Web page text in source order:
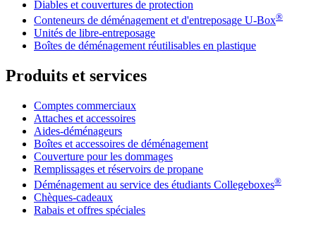
Diables et couvertures de protection
Conteneurs de déménagement et d'entreposage U-Box®
Unités de libre-entreposage
Boîtes de déménagement réutilisables en plastique
Produits et services
Comptes commerciaux
Attaches et accessoires
Aides-déménageurs
Boîtes et accessoires de déménagement
Couverture pour les dommages
Remplissages et réservoirs de propane
Déménagement au service des étudiants Collegeboxes®
Chèques-cadeaux
Rabais et offres spéciales